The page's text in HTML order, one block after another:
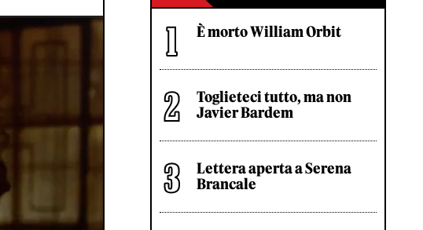
È morto William Orbit
Toglieteci tutto, ma non
Javier Bardem
Lettera aperta a Serena
Brancale